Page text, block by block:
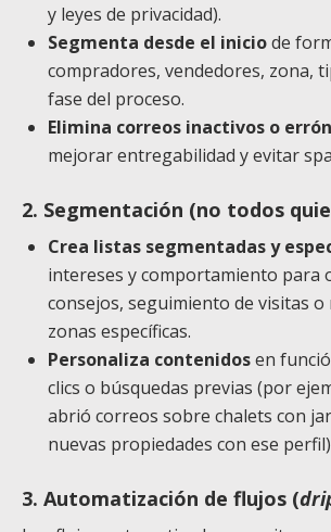
y leyes de privacidad).
Segmenta desde el iniciode
compradores, vendedores, zona,
fase del proceso.
Elimina correos inactivos o
mejorar entregabilidad y evitar
2. Segmentación (no todos
Crea listas segmentadas y
intereses y comportamiento para
consejos, seguimiento de visitas o
zonas específicas.
Personaliza contenidosen
clics o búsquedas previas (por
abrió correos sobre chalets con
nuevas propiedades con ese perfil)
3. Automatización de flujos (